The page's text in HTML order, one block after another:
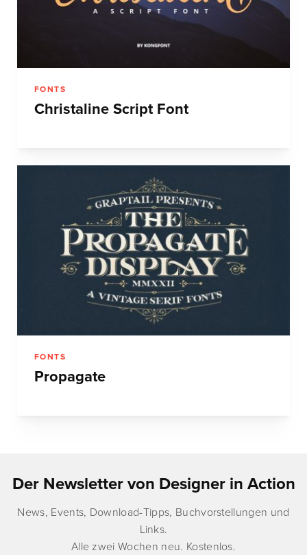
FONTS
Christaline Script Font
FONTS
Propagate
Der Newsletter von Designer in Action
News, Events, Download-Tipps, Buchvorstellungen und
Links.
Alle zwei Wochen neu. Kostenlos.